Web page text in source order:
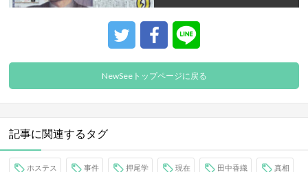
NewSeeトップページに戻る
記事に関連するタグ
ホステス 事件 押尾学 現在 田中香織 真相